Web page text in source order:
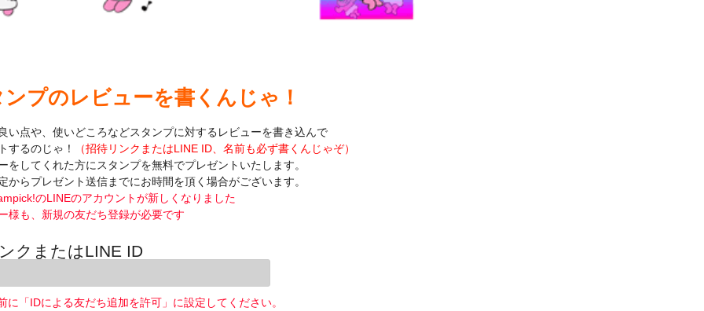
プのレビューを書くんじゃ！
い点や、使いどころなどスタンプに対するレビューを書き込んで
するのじゃ！
（招待リンクまたはLINE ID、名前も必ず書くんじゃぞ）
してくれた方にスタンプを無料でプレゼントいたします。
らプレゼント送信までにお時間を頂く場合がございます。
のLINEのアカウントが新しくなりました
様も、新規の友だち登録が必要です
クまたはLINE ID
に「IDによる友だち追加を許可」に設定してください。